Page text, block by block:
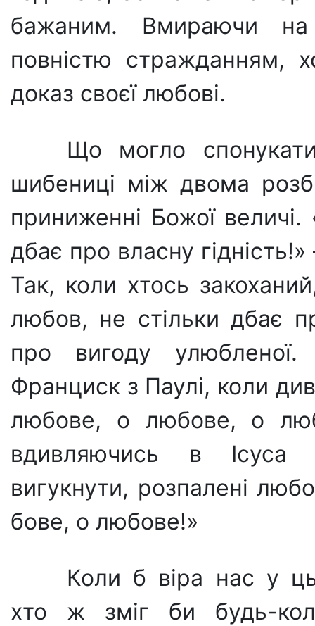
бажаним. Вмираючи на
повністю страждан­ням,
доказ своєї любові.
Що могло
шибениці між двома
приниженні Божої
дбає про власну
Так, коли хтось
любов, не стільки дбає
про вигоду
Франциск з Па­улі, коли
любове, о любове, о
вдивляючись в Ісуса
вигукнути, роз­палені
бове, о любове!»
Коли б віра нас у
хто ж зміг би будь-